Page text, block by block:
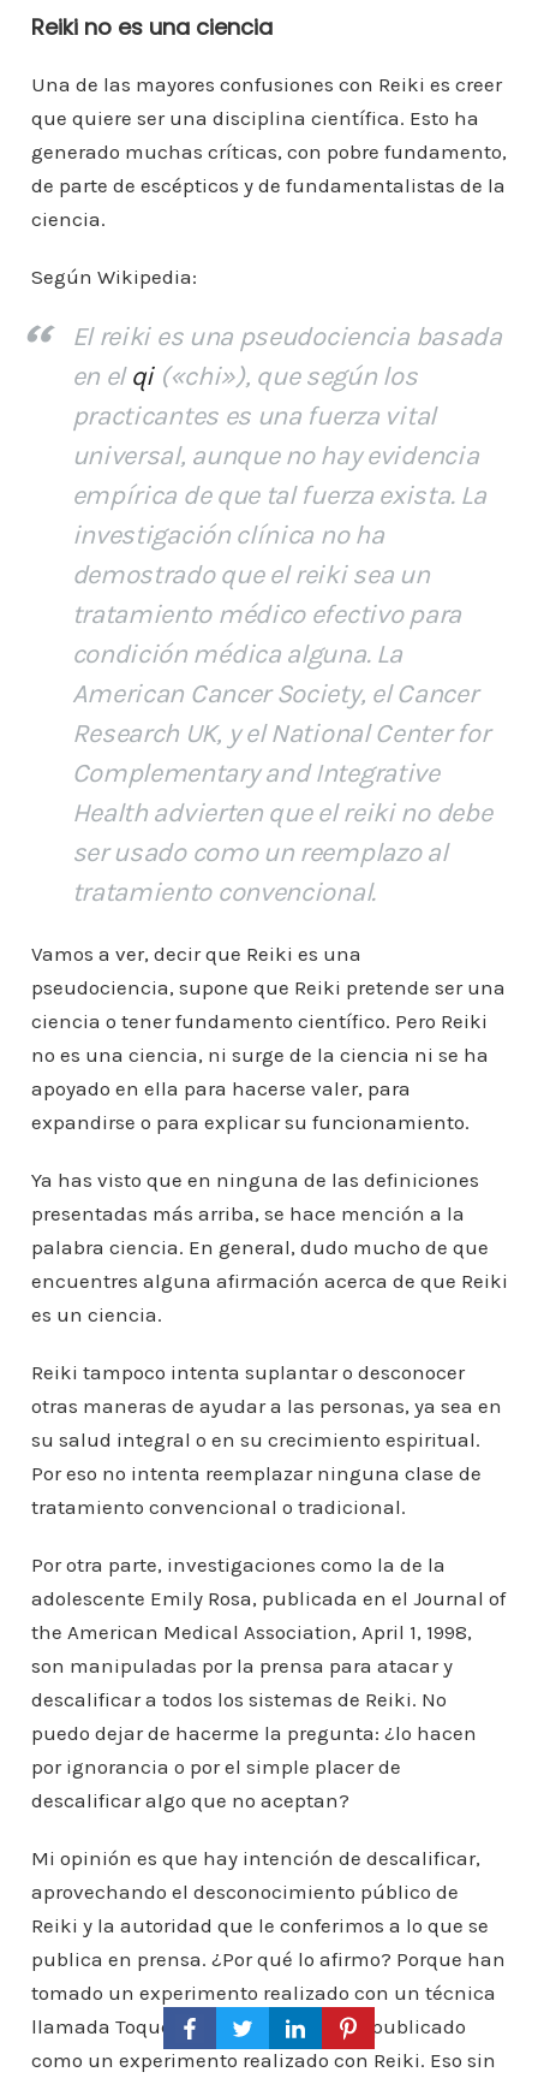
Reiki no es una ciencia
Una de las mayores confusiones con Reiki es creer
que quiere ser una disciplina científica. Esto ha
generado muchas críticas, con pobre fundamento,
de parte de escépticos y de fundamentalistas de la
ciencia.
Según Wikipedia:
El reiki es una pseudociencia basada
en elqi(«chi»), que según los
practicantes es una fuerza vital
universal, aunque no hay evidencia
empírica de que tal fuerza exista. La
investigación clínica no ha
demostrado que el reiki sea un
tratamiento médico efectivo para
condición médica alguna. La
American Cancer Society, el Cancer
Research UK, y el National Center for
Complementary and Integrative
Health advierten que el reiki no debe
ser usado como un reemplazo al
tratamiento convencional.
Vamos a ver, decir que Reiki es una
pseudociencia, supone que Reiki pretende ser una
ciencia o tener fundamento científico. Pero Reiki
no es una ciencia, ni surge de la ciencia ni se ha
apoyado en ella para hacerse valer, para
expandirse o para explicar su funcionamiento.
Ya has visto que en ninguna de las definiciones
presentadas más arriba, se hace mención a la
palabra ciencia. En general, dudo mucho de que
encuentres alguna afirmación acerca de que Reiki
es un ciencia.
Reiki tampoco intenta suplantar o desconocer
otras maneras de ayudar a las personas, ya sea en
su salud integral o en su crecimiento espiritual.
Por eso no intenta reemplazar ninguna clase de
tratamiento convencional o tradicional.
Por otra parte, investigaciones como la de la
adolescente Emily Rosa, publicada en el Journal of
the American Medical Association, April 1, 1998,
son manipuladas por la prensa para atacar y
descalificar a todos los sistemas de Reiki. No
puedo dejar de hacerme la pregunta: ¿lo hacen
por ignorancia o por el simple placer de
descalificar algo que no aceptan?
Mi opinión es que hay intención de descalificar,
aprovechando el desconocimiento público de
Reiki y la autoridad que le conferimos a lo que se
publica en prensa. ¿Por qué lo afirmo? Porque han
tomado un experimento realizado con un técnica
llamada Toque Terapéutico y lo han publicado
como un experimento realizado con Reiki. Eso sin